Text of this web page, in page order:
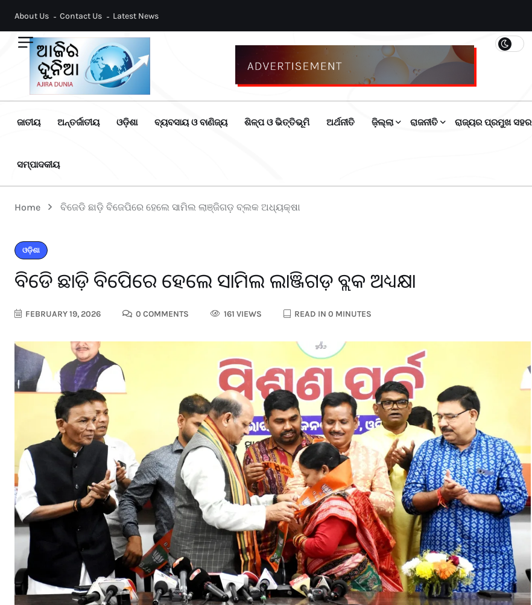
About Us Contact Us Latest News
ଜାତୀୟ ଅନ୍ତର୍ଜାତୀୟ ଓଡ଼ିଶା ବ୍ୟବସାୟ ଓ ବାଣିଜ୍ୟ ଶିଳ୍ପ ଓ ଭିତ୍ତିଭୂମି ଅର୍ଥନୀତି ଜ଼ିଲ୍ଲା ରାଜନୀତି ରାଜ୍ୟର ପ୍ରମୁଖ ସହର
ସମ୍ପାଦକୀୟ
Home ବିଜେଡି ଛାଡ଼ି ବିଜେପିରେ ହେଲେ ସାମିଲ ଲାଞ୍ଜିଗଡ଼ ବ୍ଲକ ଅଧ୍ୟକ୍ଷା
ଓଡ଼ିଶା
ବିଜେଡି ଛାଡ଼ି ବିଜେପିରେ ହେଲେ ସାମିଲ ଲାଞ୍ଜିଗଡ଼ ବ୍ଲକ ଅଧ୍ୟକ୍ଷା
FEBRUARY 19, 2026 0 COMMENTS 161 VIEWS READ IN 0 MINUTES